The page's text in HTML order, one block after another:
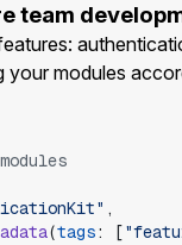
team
your modules
" ,
(tags: ["